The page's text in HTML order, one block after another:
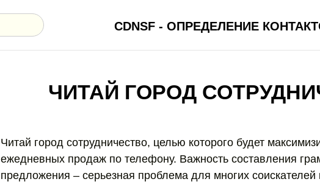
CDNSF - ОПРЕДЕЛЕНИЕ
ЧИТАЙ ГОРОД
Читай город сотрудничество, целью которого будет
ежедневных продаж по телефону. Важность составления
предложения – серьезная проблема для многих соискателей